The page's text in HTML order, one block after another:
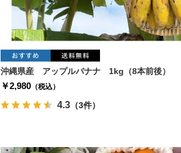
沖縄県産 アップルバナナ 1kg（8本前後）
￥2,980 （税込）
4.3 （3件）